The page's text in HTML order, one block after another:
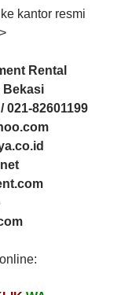
kantor resmi
Rental
Bekasi
021-82601199